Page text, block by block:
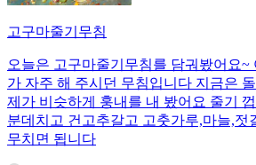
고구마줄기무침
오늘은 고구마줄기무침를 담궈봤어요~
가 자주 해 주시던 무침입니다 지금은
제가 비슷하게 훙내를 내 봤어요 줄기
분데치고 건고추갈고 고춧가루,마늘,젓
무치면 됩니다